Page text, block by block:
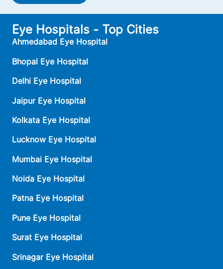
Eye Hospitals - Top Cities
Ahmedabad Eye Hospital
Bhopal Eye Hospital
Delhi Eye Hospital
Jaipur Eye Hospital
Kolkata Eye Hospital
Lucknow Eye Hospital
Mumbai Eye Hospital
Noida Eye Hospital
Patna Eye Hospital
Pune Eye Hospital
Surat Eye Hospital
Srinagar Eye Hospital